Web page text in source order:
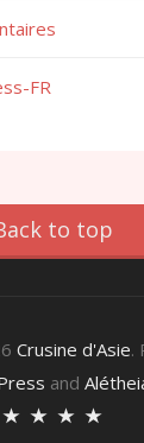
FR
to top
Crusine d'Asie.
and
Accueil
A
Recettes